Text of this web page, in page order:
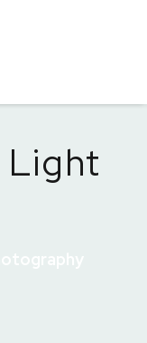
Light